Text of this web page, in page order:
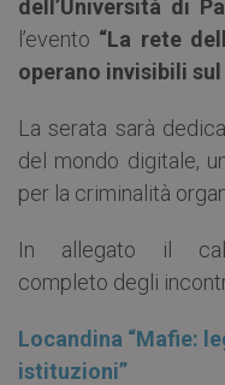
dell’Università di
l’evento “La rete
operano invisibili sul
La serata sarà
del mondo digitale,
per la criminalità
In allegato il
completo degli
Locandina “Mafie:
istituzioni”